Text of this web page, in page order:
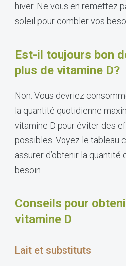
hiver. Ne vous en remettez
soleil pour combler vos
Est-il toujours bon
plus de vitamine D?
Non. Vous devriez
la quantité quotidienne
vitamine D pour éviter des
possibles. Voyez le tableau
assurer d’obtenir la quantité
besoin.
Conseils pour
vitamine D
Lait et substituts